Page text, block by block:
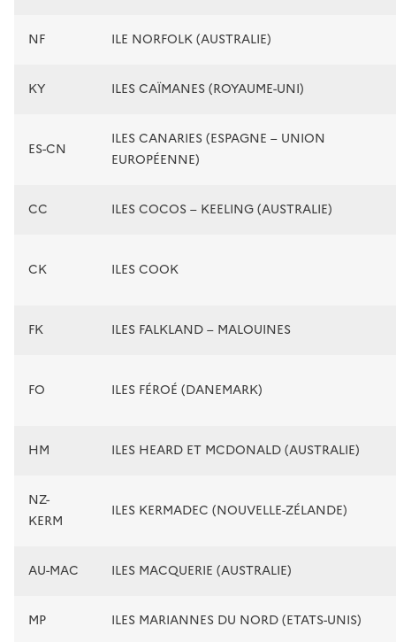
NF ILE NORFOLK (AUSTRALIE)
KY ILES CAÏMANES (ROYAUME-UNI)
ES-CN
ILES CANARIES (ESPAGNE – UNION
EUROPÉENNE)
CC ILES COCOS – KEELING (AUSTRALIE)
CK ILES COOK
FK ILES FALKLAND – MALOUINES
FO ILES FÉROÉ (DANEMARK)
HM ILES HEARD ET MCDONALD (AUSTRALIE)
NZ-
KERM
ILES KERMADEC (NOUVELLE-ZÉLANDE)
AU-MAC ILES MACQUERIE (AUSTRALIE)
MP ILES MARIANNES DU NORD (ETATS-UNIS)